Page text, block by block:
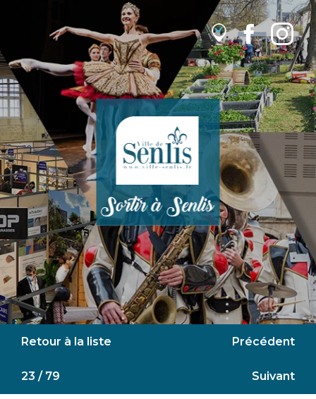
Retour à la liste Précédent
23 / 79 Suivant